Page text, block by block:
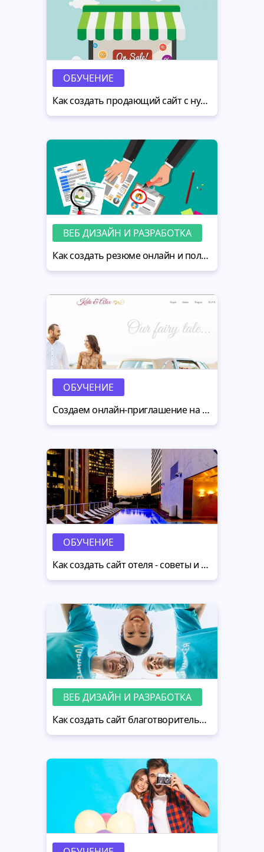
ОБУЧЕНИЕ
Как создать продающий сайт с нуля - выбор дизайна, настройка и запуск
ВЕБ ДИЗАЙН И РАЗРАБОТКА
Как создать резюме онлайн и получить работу мечты
ОБУЧЕНИЕ
Создаем онлайн-приглашение на свадьбу самостоятельно
ОБУЧЕНИЕ
Как создать сайт отеля - советы и дизайны для гостиниц
ВЕБ ДИЗАЙН И РАЗРАБОТКА
Как создать сайт благотворительности за 9 шагов